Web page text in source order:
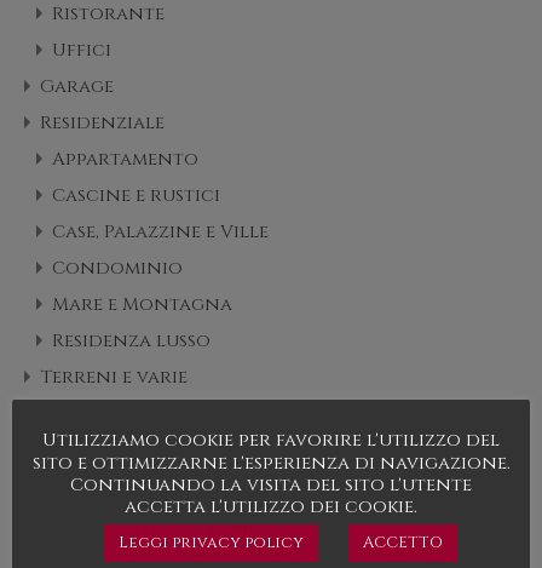
Ristorante
Uffici
Garage
Residenziale
Appartamento
Cascine e rustici
Case, Palazzine e Ville
Condominio
Mare e Montagna
Residenza lusso
Terreni e varie
Immobili in evidenza
In evidenza
Utilizziamo cookie per favorire l'utilizzo del
sito e ottimizzarne l'esperienza di navigazione.
Continuando la visita del sito l'utente
accetta l'utilizzo dei cookie.
Leggi privacy policy ACCETTO